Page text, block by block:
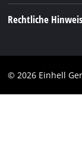
Vertrag
Rechtliche
Impressum
© 2026 Einhell